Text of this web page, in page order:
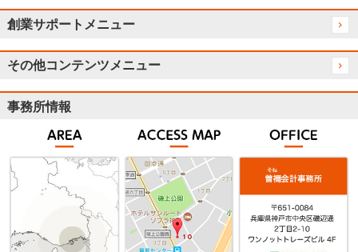
創業サポートメニュー
その他コンテンツメニュー
事務所情報